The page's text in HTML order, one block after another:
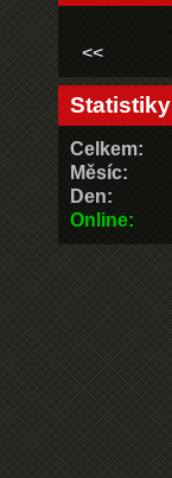
<<
Statistiky
Online:
Celkem:
Měsíc:
Den: